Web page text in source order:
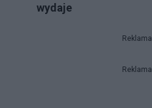
wydaje
Reklama
Reklama